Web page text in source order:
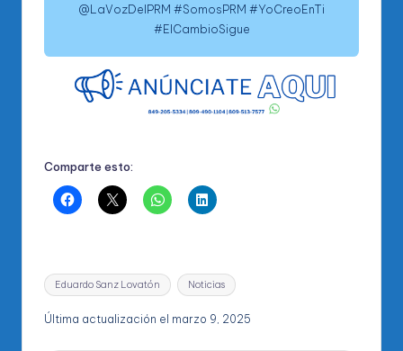
@LaVozDelPRM #SomosPRM #YoCreoEnTi
#ElCambioSigue
Comparte esto:
Etiquetas:
Eduardo Sanz Lovatón Noticias
Última actualización el marzo 9, 2025